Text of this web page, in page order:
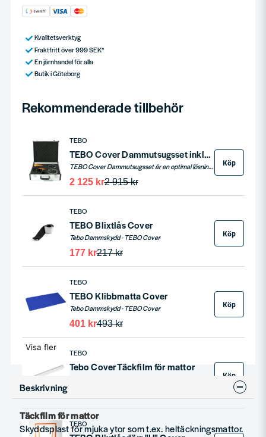
Kvalitetsverktyg
Fraktfritt över 999 SEK*
En järnhandel för alla
Butik i Göteborg
Rekommenderade tillbehör
TEBO
TEBO Cover Dammutsugsset inkl. 2st diamantskålar 125mm
TEBO Cover Dammutsugsset är en optimal lösning för stoftfri slipning. Setet inkluderar två universella 125mm diamantslipskålar och en adapter för anslutning till dammsugare. Anslutningen passar dammsugarmunstycken med en diameter på 25-35mm. Dessutom inkluderar setet bussningar för kompatibilitet med de flesta vinkelslipar på marknaden. Detta gör TEBO Cover till ett mångsidigt och användarvänligt verktyg för slipningsprojekt. Allt levereras i en praktisk förvaringsväska, vilket gör det enkelt att transportera och förvara setet.
2 915 kr
2 125 kr
Köp
TEBO
TEBO Blixtlås Cover
Tebo Dammskydd - TEBO Cover
217 kr
177 kr
Köp
TEBO
TEBO Klibbmatta Cover
Tebo Dammskydd - TEBO Cover
493 kr
401 kr
Köp
TEBO
Tebo Cover Täckfilm för mattor
Köp
TEBO
Visa fler
Beskrivning
Täckfilm för mattor
Skyddsplast för mjuka ytor som t.ex. heltäckningsmattor.